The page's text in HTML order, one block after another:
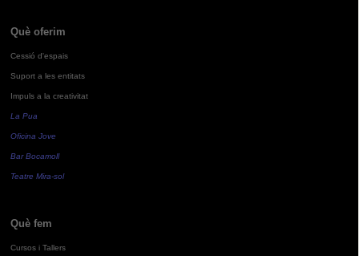
Què oferim
Cessió d'espais
Suport a les entitats
Impuls a la creativitat
La Pua
Oficina Jove
Bar Bocamoll
Teatre Mira-sol
Què fem
Cursos i Tallers